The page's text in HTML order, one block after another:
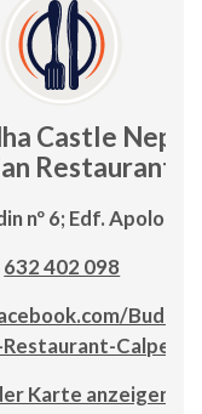
Castle
Restaurant
nº 6; Edf. Apolo III
632 402 098
Restaurant-Calpe
Karte anzeigen